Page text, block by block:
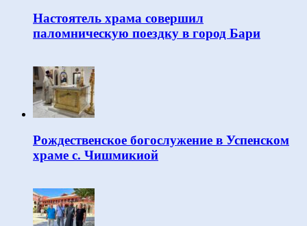
Настоятель храма совершил
паломническую поездку в город Бари
Рождественское богослужение в Успенском
храме с. Чишмикиой